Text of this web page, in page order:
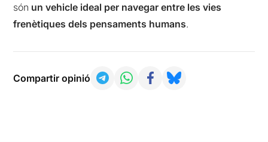
són un vehicle ideal per navegar entre les vies
frenètiques dels pensaments humans.
Compartir opinió